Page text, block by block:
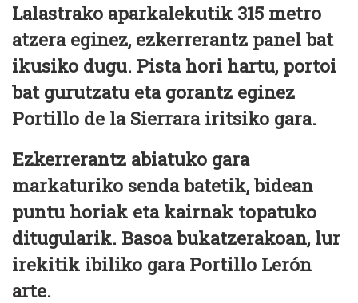
Lalastrako aparkalekutik 315 metro
atzera eginez, ezkerrerantz panel bat
ikusiko dugu. Pista hori hartu, portoi
bat gurutzatu eta gorantz eginez
Portillo de la Sierrara iritsiko gara.
Ezkerrerantz abiatuko gara
markaturiko senda batetik, bidean
puntu horiak eta kairnak topatuko
ditugularik. Basoa bukatzerakoan, lur
irekitik ibiliko gara Portillo Lerón
arte.